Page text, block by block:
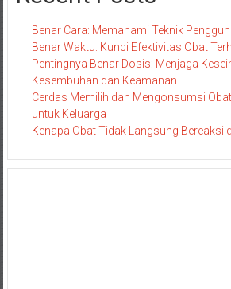
Benar Cara: Memahami Teknik
Benar Waktu: Kunci Efektivitas Obat
Pentingnya Benar Dosis: Menjaga
Kesembuhan dan Keamanan
Cerdas Memilih dan Mengonsumsi
untuk Keluarga
Kenapa Obat Tidak Langsung Bereaksi